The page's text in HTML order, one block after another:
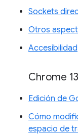
Sockets
Otros
Accesibilidad
Chrome
Edición de
Cómo
espacio de